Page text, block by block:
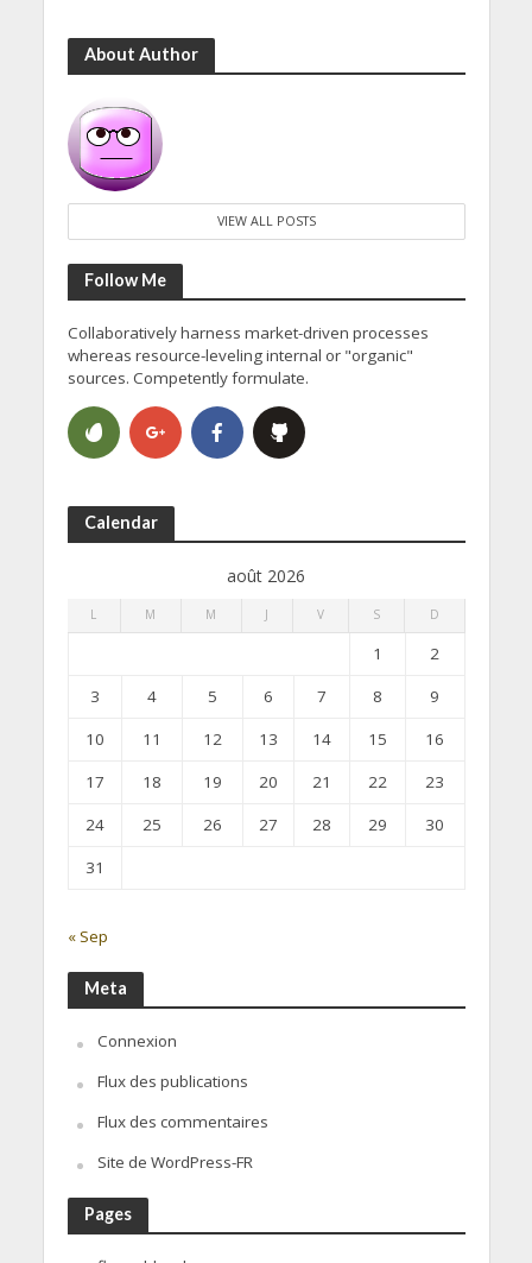
About Author
VIEW ALL POSTS
Follow Me
Collaboratively harness market-driven processes
whereas resource-leveling internal or "organic"
sources. Competently formulate.
Calendar
août 2026
L M M J V S D
1
2
3
4 5 6 7 8
9
10
11 12 13 14 15
16
17
18 19 20 21 22
23
24
25 26 27 28 29
30
31
« Sep
Meta
Connexion
Flux des publications
Flux des commentaires
Site de WordPress-FR
Pages